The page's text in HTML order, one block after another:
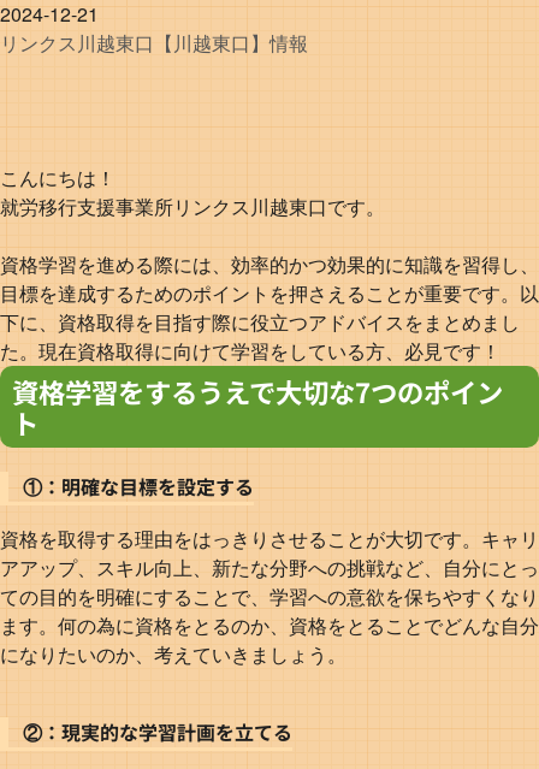
2024-12-21
リンクス川越東口 【川越東口】情報
こんにちは！
就労移行支援事業所リンクス川越東口です。
資格学習を進める際には、効率的かつ効果的に知識を習得し、
目標を達成するためのポイントを押さえることが重要です。以
下に、資格取得を目指す際に役立つアドバイスをまとめまし
た。現在資格取得に向けて学習をしている方、必見です！
資格学習をするうえで大切な7つのポイン
ト
①：明確な目標を設定する
資格を取得する理由をはっきりさせることが大切です。キャリ
アアップ、スキル向上、新たな分野への挑戦など、自分にとっ
ての目的を明確にすることで、学習への意欲を保ちやすくなり
ます。何の為に資格をとるのか、資格をとることでどんな自分
になりたいのか、考えていきましょう。
②：現実的な学習計画を立てる